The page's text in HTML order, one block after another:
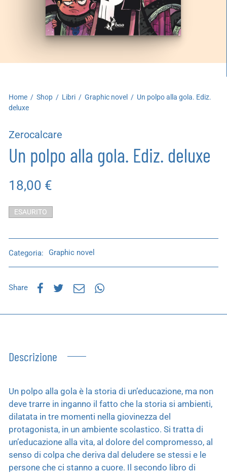
Home / Shop / Libri / Graphic novel / Un polpo alla gola. Ediz.
deluxe
Zerocalcare
Un polpo alla gola. Ediz. deluxe
18,00 €
ESAURITO
Categoria: Graphic novel
Share
Descrizione
Un polpo alla gola è la storia di un’educazione, ma non
deve trarre in inganno il fatto che la storia si ambienti,
dilatata in tre momenti nella giovinezza del
protagonista, in un ambiente scolastico. Si tratta di
un’educazione alla vita, al dolore del compromesso, al
senso di colpa che deriva dal deludere se stessi e le
persone che ci stanno a cuore. Il secondo libro di